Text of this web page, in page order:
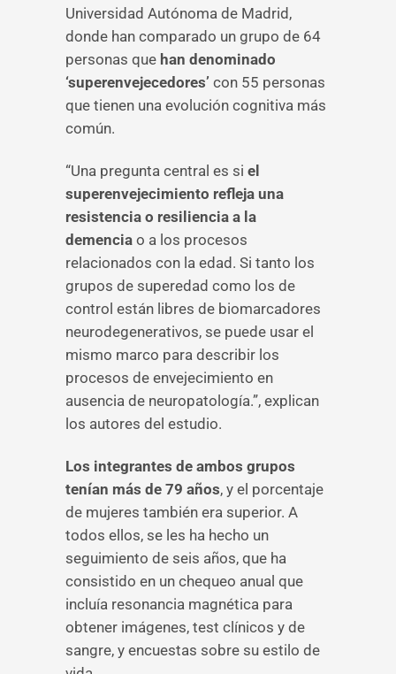
Universidad Autónoma de Madrid,
donde han comparado un grupo de 64
personas que han denominado
‘superenvejecedores’ con 55 personas
que tienen una evolución cognitiva más
común.
“Una pregunta central es si el
superenvejecimiento refleja una
resistencia o resiliencia a la
demencia o a los procesos
relacionados con la edad. Si tanto los
grupos de superedad como los de
control están libres de biomarcadores
neurodegenerativos, se puede usar el
mismo marco para describir los
procesos de envejecimiento en
ausencia de neuropatología.”, explican
los autores del estudio.
Los integrantes de ambos grupos
tenían más de 79 años, y el porcentaje
de mujeres también era superior. A
todos ellos, se les ha hecho un
seguimiento de seis años, que ha
consistido en un chequeo anual que
incluía resonancia magnética para
obtener imágenes, test clínicos y de
sangre, y encuestas sobre su estilo de